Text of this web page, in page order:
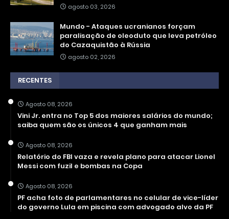
agosto 03, 2026
Mundo - Ataques ucranianos forçam
paralisação de oleoduto que leva petróleo
do Cazaquistão à Rússia
agosto 02, 2026
RECENTES
Agosto 08, 2026
Vini Jr. entra no Top 5 dos maiores salários do mundo;
saiba quem são os únicos 4 que ganham mais
Agosto 08, 2026
Relatório do FBI vaza e revela plano para atacar Lionel
Messi com fuzil e bombas na Copa
Agosto 08, 2026
PF acha foto de parlamentares no celular de vice-líder
do governo Lula em piscina com advogado alvo da PF